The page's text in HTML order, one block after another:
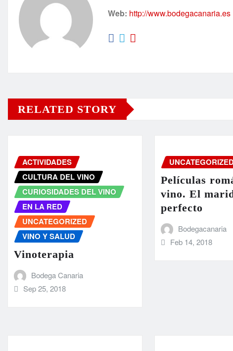
Web: http://www.bodegacanaria.es
RELATED STORY
ACTIVIDADES
CULTURA DEL VINO
CURIOSIDADES DEL VINO
EN LA RED
UNCATEGORIZED
VINO Y SALUD
Vinoterapia
Bodega Canaria
Sep 25, 2018
Películas
vino. El
perfecto
Bodegacanaria
Feb 14, 2018